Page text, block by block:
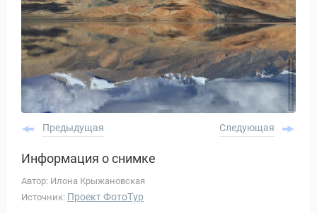
Предыдущая Следующая
Информация о снимке
Автор: Илона Крыжановская
Источник: Проект ФотоТур